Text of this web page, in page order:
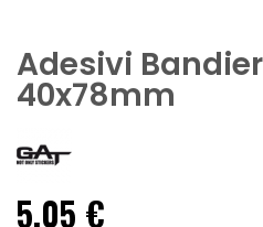
Adesivi
40x78mm
5,05 €